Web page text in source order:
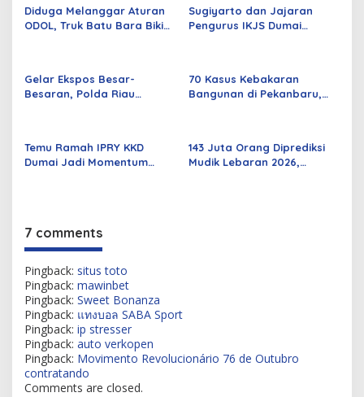
Diduga Melanggar Aturan
ODOL, Truk Batu Bara Bikin
Sugiyarto dan Jajaran
Pengurus IKJS Dumai
Gelar Ekspos Besar-
Besaran, Polda Riau
70 Kasus Kebakaran
Bangunan di Pekanbaru,
Temu Ramah IPRY KKD
Dumai Jadi Momentum
143 Juta Orang Diprediksi
Mudik Lebaran 2026,
7 comments
Pingback: situs toto
Pingback: mawinbet
Pingback: Sweet Bonanza
Pingback: แทงบอล SABA Sport
Pingback: ip stresser
Pingback: auto verkopen
Pingback: Movimento Revolucionário 76 de Outubro
contratando
Comments are closed.